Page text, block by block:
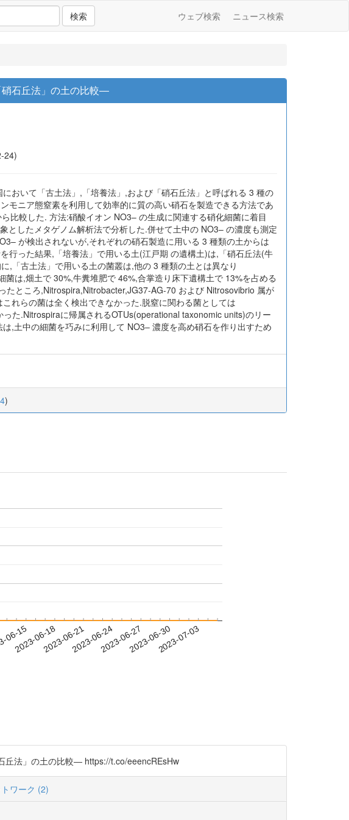
検索 ウェブ検索 ニュース検索
石丘法」の土の比較―
24)
おいて「古土法」,「培養法」,および「硝石丘法」と呼ばれる 3 種の
モニア態窒素を利用して効率的に質の高い硝石を製造できる方法であ
比較した. 方法:硝酸イオン NO3– の生成に関連する硝化細菌に着目
としたメタゲノム解析法で分析した.併せて土中の NO3– の濃度も測定
が検出されないが,それぞれの硝石製造に用いる 3 種類の土からは
行った結果,「培養法」で用いる土(江戸期 の遺構土)は,「硝石丘法(牛
,「古土法」で用いる土の菌叢は,他の 3 種類の土とは異なり
は,畑土で 30%,牛糞堆肥で 46%,合掌造り床下遺構土で 13%を占める
ところ,Nitrospira,Nitrobacter,JG37-AG-70 および Nitrosovibrio 属が
れらの菌は全く検出できなかった.脱窒に関わる菌としては
た.Nitrospiraに帰属されるOTUs(operational taxonomic units)のリー
,土中の細菌を巧みに利用して NO3– 濃度を高め硝石を作り出すため
)
06-15
2023-06-182023-06-212023-06-242023-06-272023-06-302023-07-03
法」の土の比較― https://t.co/eeencREsHw
ワーク (2)